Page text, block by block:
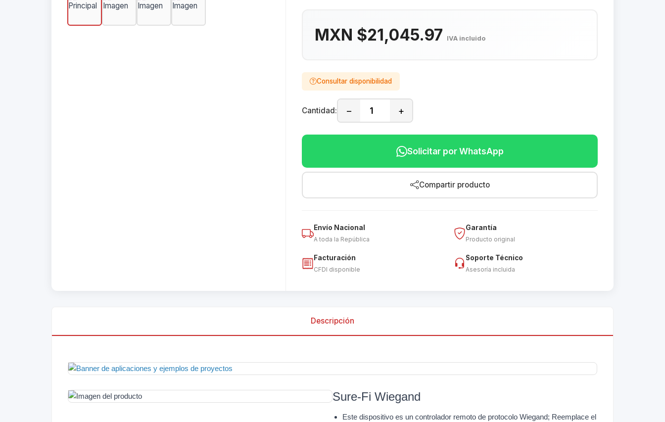
MXN $21,045.97 IVA incluido
Consultar disponibilidad
Cantidad: − +
Solicitar por WhatsApp
Compartir producto
Envío Nacional
A toda la República
Garantía
Producto original
Facturación
CFDI disponible
Soporte Técnico
Asesoría incluida
Descripción
Sure-Fi Wiegand
Este dispositivo es un controlador remoto de protocolo Wiegand; Reemplace el